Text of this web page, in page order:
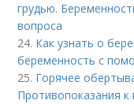
грудью.
вопроса
24. Как узнать о
беременность с
25. Горячее
Противопоказания